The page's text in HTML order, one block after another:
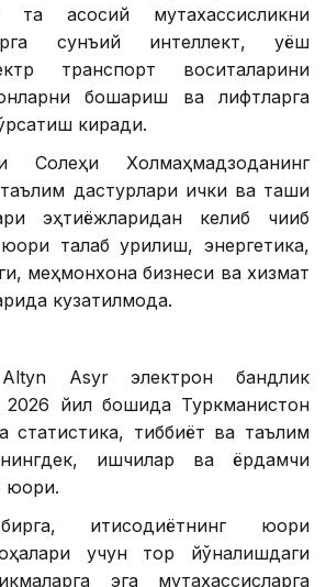
та асосий мутахассисликни
сунъий интеллект, қуёш
транспорт воситаларини
бошқариш ва лифтларга
киради.
Солеҳи Холмаҳмадзоданинг
дастурлари ички ва ташқи
эҳтиёжларидан келиб чиқиб
талаб қурилиш, энергетика,
меҳмонхона бизнеси ва хизмат
кузатилмоқда.
Altyn Asyr электрон бандлик
2026 йил бошида Туркманистон
статистика, тиббиёт ва таълим
ишчилар ва ёрдамчи
иқтисодиётнинг юқори
учун тор йўналишдаги
эга мутахассисларга